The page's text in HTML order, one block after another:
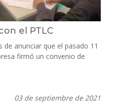
el PTLC
anunciar que el pasado 11
firmó un convenio de
03 de septiembre de 2021